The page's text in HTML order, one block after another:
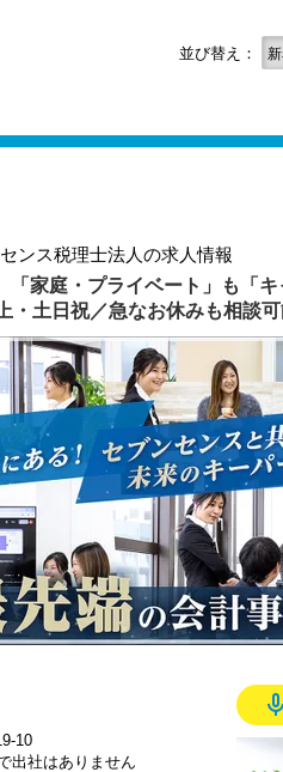
並び替え：
ンス税理士法人の求人情報
「家庭・プライベート」も「
・土日祝／急なお休みも相談可
10
出社はありません
mic_none